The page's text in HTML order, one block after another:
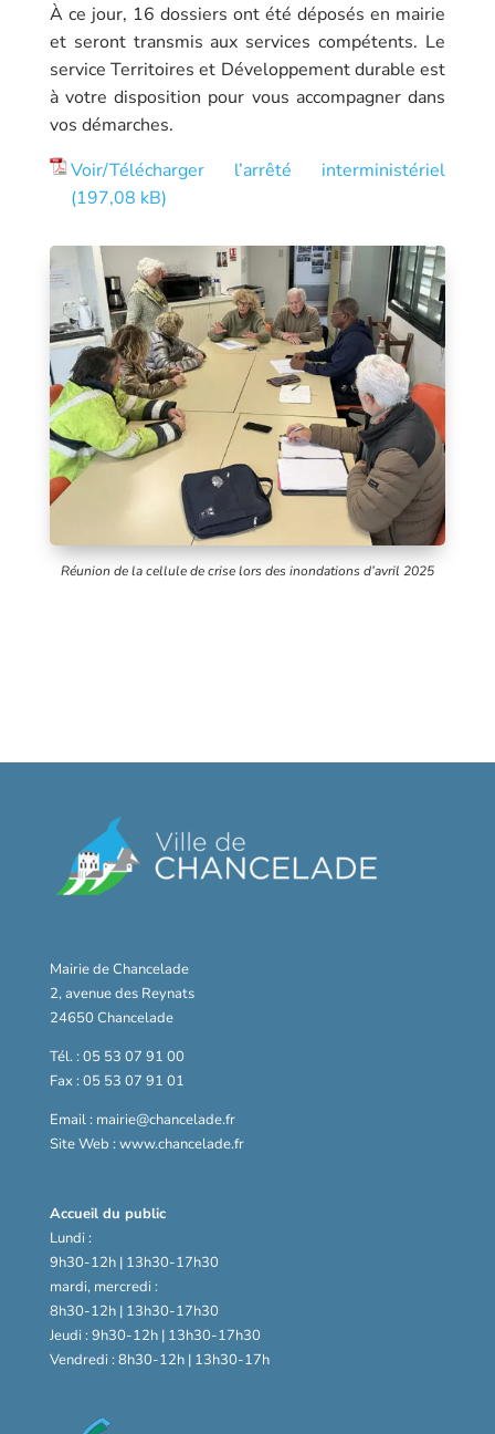
À ce jour, 16 dossiers ont été déposés en mairie
et seront transmis aux services compétents. Le
service Territoires et Développement durable est
à votre disposition pour vous accompagner dans
vos démarches.
Voir/Télécharger l’arrêté interministériel
Réunion de la cellule de crise lors des inondations d’avril 2025
Mairie de Chancelade
2, avenue des Reynats
24650 Chancelade
Tél. : 05 53 07 91 00
Fax : 05 53 07 91 01
Email : mairie@chancelade.fr
Site Web : www.chancelade.fr
Accueil du public
Lundi :
9h30-12h | 13h30-17h30
mardi, mercredi :
8h30-12h | 13h30-17h30
Jeudi : 9h30-12h | 13h30-17h30
Vendredi : 8h30-12h | 13h30-17h